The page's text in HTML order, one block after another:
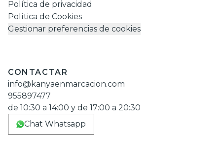
Política de privacidad
Política de Cookies
Gestionar preferencias de cookies
CONTACTAR
info@kanyaenmarcacion.com
955897477
de 10:30 a 14:00 y de 17:00 a 20:30
Chat Whatsapp